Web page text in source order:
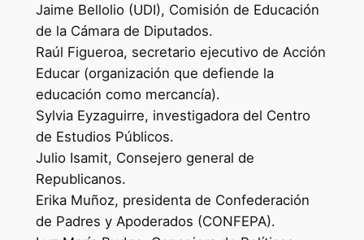
Jaime Bellolio (UDI), Comisión de Educación
de la Cámara de Diputados.
Raúl Figueroa, secretario ejecutivo de Acción
Educar (organización que defiende la
educación como mercancía).
Sylvia Eyzaguirre, investigadora del Centro
de Estudios Públicos.
Julio Isamit, Consejero general de
Republicanos.
Erika Muñoz, presidenta de Confederación
de Padres y Apoderados (CONFEPA).